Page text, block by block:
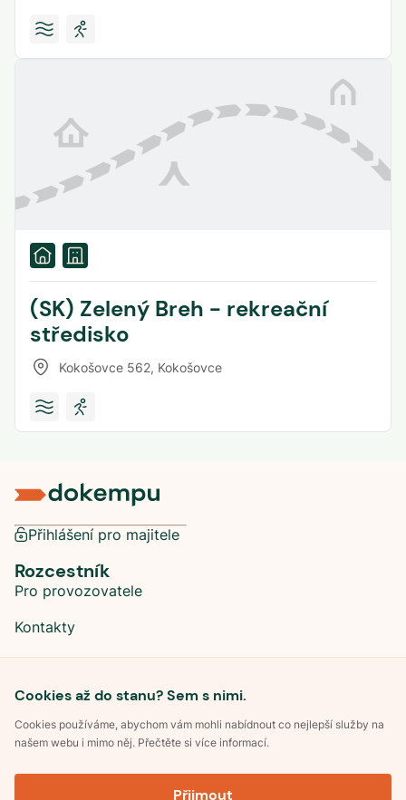
(SK) Zelený Breh - rekreační
středisko
Kokošovce 562, Kokošovce
Cookies až do stanu? Sem s nimi.
Cookies používáme, abychom vám mohli nabídnout co nejlepší služby na
našem webu i mimo něj. Přečtěte si více informací.
Přijmout
Přihlášení pro majitele
Rozcestník
Pro provozovatele
Kontakty